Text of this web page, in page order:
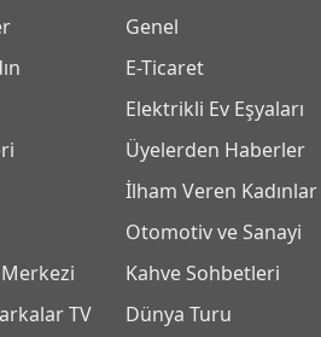
Genel
E-Ticaret
Elektrikli Ev Eşyaları
Üyelerden Haberler
İlham Veren Kadınlar
Otomotiv ve Sanayi
Kahve Sohbetleri
TV
Dünya Turu